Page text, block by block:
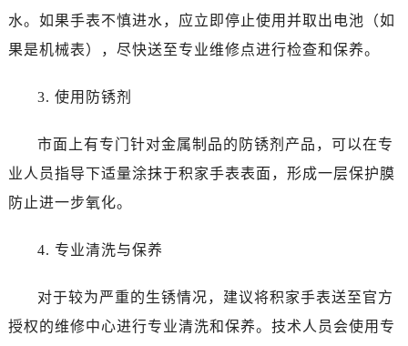
水。如果手表不慎进水，应立即停止使用并取出电池（如
果是机械表），尽快送至专业维修点进行检查和保养。
3. 使用防锈剂
市面上有专门针对金属制品的防锈剂产品，可以在专
业人员指导下适量涂抹于积家手表表面，形成一层保护膜
防止进一步氧化。
4. 专业清洗与保养
对于较为严重的生锈情况，建议将积家手表送至官方
授权的维修中心进行专业清洗和保养。技术人员会使用专